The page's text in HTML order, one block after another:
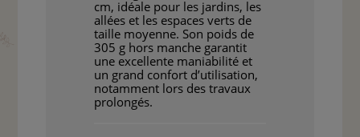
cm, idéale pour les jardins, les
allées et les espaces verts de
taille moyenne. Son poids de
305 g hors manche garantit
une excellente maniabilité et
un grand confort d’utilisation,
notamment lors des travaux
prolongés.